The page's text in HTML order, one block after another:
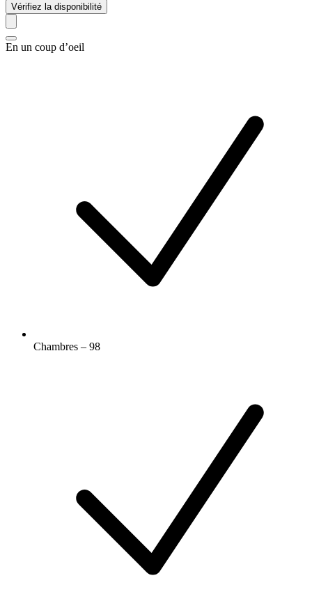
Vérifiez la disponibilité
En un coup d’oeil
Chambres – 98